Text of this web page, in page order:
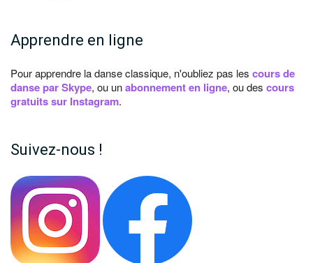
Apprendre en ligne
Pour apprendre la danse classique, n'oubliez pas les cours de
danse par Skype, ou unabonnement en ligne, ou des cours
gratuits sur Instagram.
Suivez-nous !